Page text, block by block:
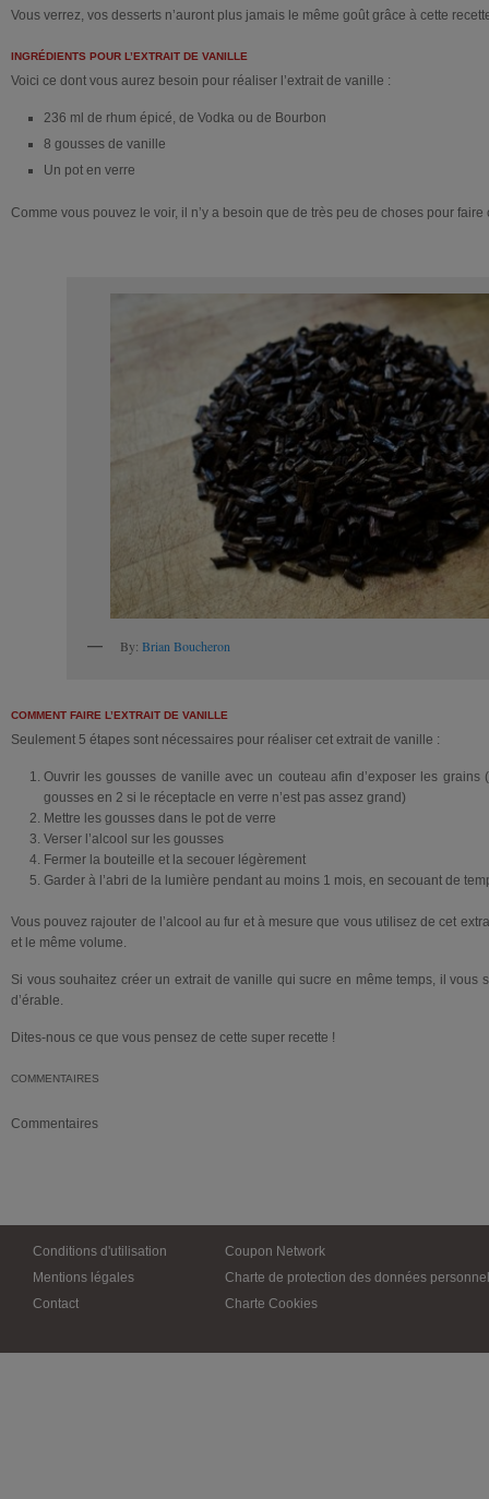
Vous verrez, vos desserts n’auront plus jamais le même goût grâce à cette
INGRÉDIENTS POUR L’EXTRAIT DE VANILLE
Voici ce dont vous aurez besoin pour réaliser l’extrait de vanille :
236 ml de rhum épicé, de Vodka ou de Bourbon
8 gousses de vanille
Un pot en verre
Comme vous pouvez le voir, il n’y a besoin que de très peu de choses pour faire
By: Brian Boucheron
COMMENT FAIRE L’EXTRAIT DE VANILLE
Seulement 5 étapes sont nécessaires pour réaliser cet extrait de vanille :
Ouvrir les gousses de vanille avec un couteau afin d’exposer les
gousses en 2 si le réceptacle en verre n’est pas assez grand)
Mettre les gousses dans le pot de verre
Verser l’alcool sur les gousses
Fermer la bouteille et la secouer légèrement
Garder à l’abri de la lumière pendant au moins 1 mois, en secouant de
Vous pouvez rajouter de l’alcool au fur et à mesure que vous utilisez de cet
et le même volume.
Si vous souhaitez créer un extrait de vanille qui sucre en même temps, il vous
d’érable.
Dites-nous ce que vous pensez de cette super recette !
COMMENTAIRES
Commentaires
Conditions d'utilisation
Mentions légales
Contact
Coupon Network
Charte de protection des données
Charte Cookies